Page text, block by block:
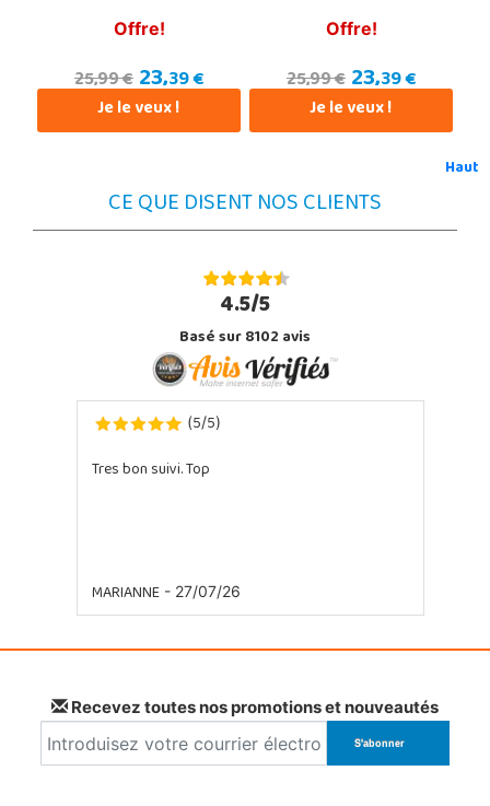
Offre!
25,99 €23,39 €
Je le veux !
Offre!
25,99 €23,39 €
Je le veux !
Haut
CE QUE DISENT NOS CLIENTS
4.5/5
Basé sur 8102 avis
(5/5)
Tres bon suivi. Top
MARIANNE- 27/07/26
Recevez toutes nos promotions et nouveautés